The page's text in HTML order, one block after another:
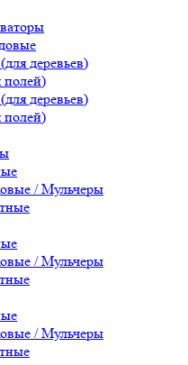
деревьев)
деревьев)
/ Мульчеры
/ Мульчеры
/ Мульчеры